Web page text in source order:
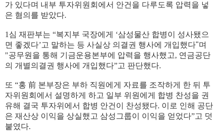
가 있다며 내부 투자위원회에서 안건을 다루도록 압력을 넣
은 혐의를 받았다.
1 심 재판부는 “복지부 국장에게 ‘삼성물산 합병이 성사됐으
면 좋겠다’고 말하는 등 사실상 의결권 행사에 개입했다"며
"공무원을 통해 기금운용본부에 압력을 행사했고, 연금공단
의 개별의결권 행사에 개입했다”고 판단했다.
또 “홍 前 본부장은 부하 직원에게 자료를 조작하게 한 뒤 투
자위원회에서 설명하게 하고 일부 위원에게 합병 찬성을 권
유해 결국 투자위에서 합병 안건이 찬성됐다. 이로 인해 공단
은 재산상 이익을 상실했고 삼성그룹이 이익을 얻었다”고 덧
붙였다.